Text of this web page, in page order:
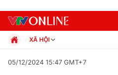
XÃ HỘI
Xã hội
05/12/2024 15:47 GMT+7